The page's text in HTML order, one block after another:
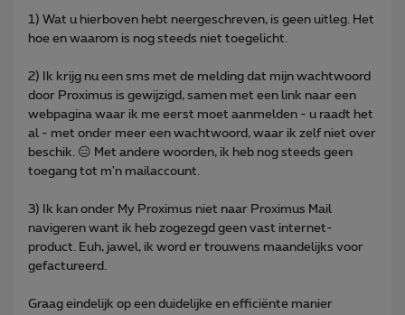
1) Wat u hierboven hebt neergeschreven, is geen uitleg. Het
hoe en waarom is nog steeds niet toegelicht.
2) Ik krijg nu een sms met de melding dat mijn wachtwoord
door Proximus is gewijzigd, samen met een link naar een
webpagina waar ik me eerst moet aanmelden - u raadt het
al - met onder meer een wachtwoord, waar ik zelf niet over
beschik. 😑 Met andere woorden, ik heb nog steeds geen
toegang tot m'n mailaccount.
3) Ik kan onder My Proximus niet naar Proximus Mail
navigeren want ik heb zogezegd geen vast internet-
product. Euh, jawel, ik word er trouwens maandelijks voor
gefactureerd.
Graag eindelijk op een duidelijke en efficiënte manier